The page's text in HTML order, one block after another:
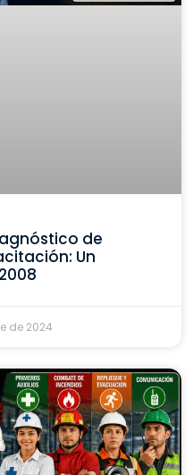
de
Un
de 2024